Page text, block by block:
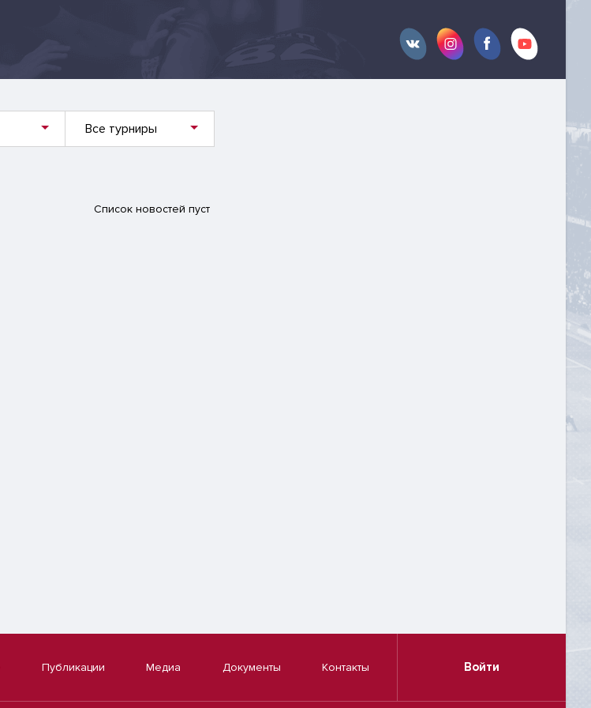
Все турниры
Список новостей пуст
Публикации Медиа Документы Контакты Войти